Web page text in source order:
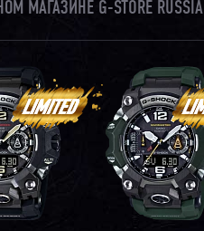
МАГАЗИНЕ G-STORE RUSSIA